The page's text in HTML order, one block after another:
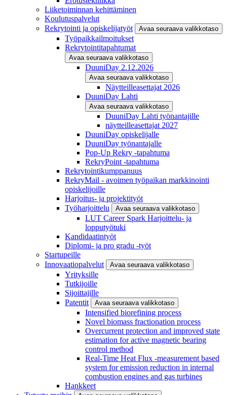
Liiketoiminnan kehittäminen
Koulutuspalvelut
Rekrytointi ja opiskelijatyöt
Avaa seuraava valikkotaso
Työpaikkailmoitukset
Rekrytointitapahtumat
Avaa seuraava valikkotaso
DuuniDay 2.12.2026
Avaa seuraava valikkotaso
Näytteilleasettajat 2026
DuuniDay Lahti
Avaa seuraava valikkotaso
DuuniDay Lahti työnantajille
näytteilleasettajat 2027
DuuniDay opiskelijalle
DuuniDay työnantajalle
Pop-Up Rekry -tapahtuma
RekryPoint -tapahtuma
Rekrytointikumppanuus
RekryMail - avoimen työpaikan markkinointi
opiskelijoille
Harjoitus- ja projektityöt
Työharjoittelu
Avaa seuraava valikkotaso
LUT Career Spark Harjoittelu- ja
lopputyötuki
Kandidaatintyöt
Diplomi- ja pro gradu -työt
Startupeille
Innovaatiopalvelut
Avaa seuraava valikkotaso
Yrityksille
Tutkijoille
Sijoittajille
Patentit
Avaa seuraava valikkotaso
Intensified biorefining process
Novel biomass fractionation process
Overcurrent protection and improved state
estimation for active magnetic bearing
control method
Real-Time Heat Flux -measurement based
system for emission reduction in internal
combustion engines and gas turbines
Hankkeet